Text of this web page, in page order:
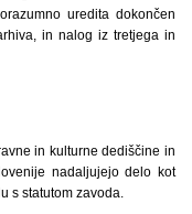
uredita dokončen
in nalog iz tretjega in
in kulturne dediščine in
nadaljujejo delo kot
s statutom zavoda.